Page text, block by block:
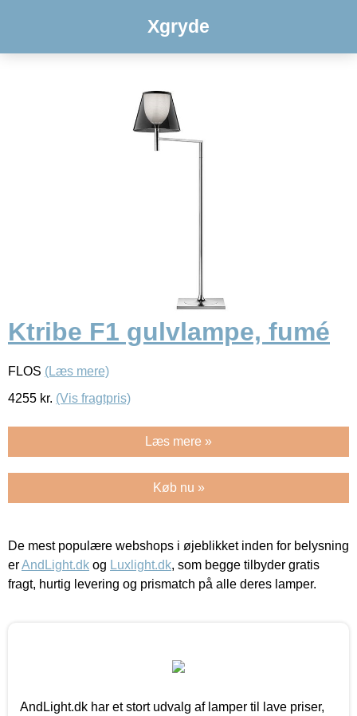
Xgryde
Ktribe F1 gulvlampe, fumé
FLOS (Læs mere)
4255 kr. (Vis fragtpris)
Læs mere »
Køb nu »
De mest populære webshops i øjeblikket inden for belysning
erAndLight.dk og Luxlight.dk, som begge tilbyder gratis
fragt, hurtig levering og prismatch på alle deres lamper.
AndLight.dk har et stort udvalg af lamper til lave priser,